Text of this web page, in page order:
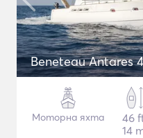
Beneteau Antares
Моторна яхта
46
14